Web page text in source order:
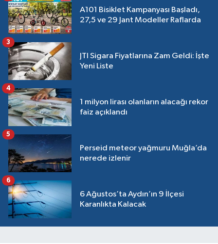
A101 Bisiklet Kampanyası Başladı,
27,5 ve 29 Jant Modeller Raflarda
JTI Sigara Fiyatlarına Zam Geldi: İşte
Yeni Liste
3
1 milyon lirası olanların alacağı rekor
faiz açıklandı
4
Perseid meteor yağmuru Muğla’da
nerede izlenir
5
6 Ağustos’ta Aydın’ın 9 İlçesi
Karanlıkta Kalacak
6